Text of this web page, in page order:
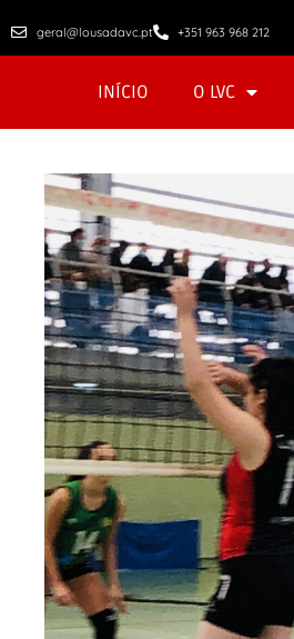
geral@lousadavc.pt +351 963 968 212
INÍCIO O LVC